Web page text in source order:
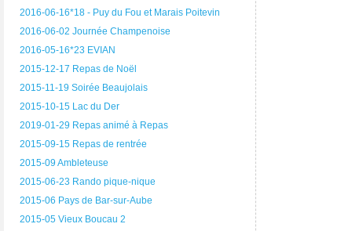
2016-06-16*18 - Puy du Fou et Marais Poitevin
2016-06-02 Journée Champenoise
2016-05-16*23 EVIAN
2015-12-17 Repas de Noël
2015-11-19 Soirée Beaujolais
2015-10-15 Lac du Der
2019-01-29 Repas animé à Repas
2015-09-15 Repas de rentrée
2015-09 Ambleteuse
2015-06-23 Rando pique-nique
2015-06 Pays de Bar-sur-Aube
2015-05 Vieux Boucau 2